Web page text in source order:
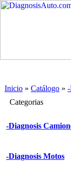
Inicio » Catálogo »
Categorias
-Diagnosis
-Diagnosis Motos